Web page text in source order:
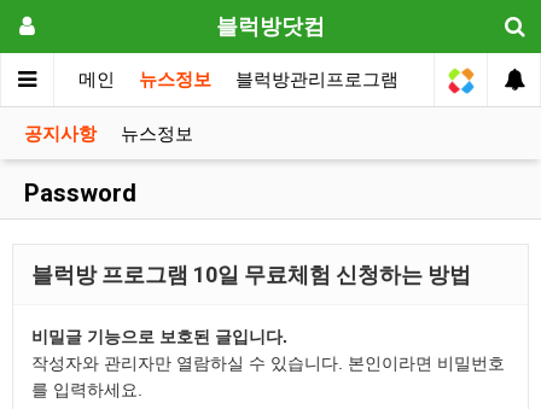
블럭방닷컴
메인 뉴스정보 블럭방관리프로그램 원장전용
공지사항 뉴스정보
Password
블럭방 프로그램 10일 무료체험 신청하는 방법
비밀글 기능으로 보호된 글입니다.
작성자와 관리자만 열람하실 수 있습니다. 본인이라면 비밀번호
를 입력하세요.